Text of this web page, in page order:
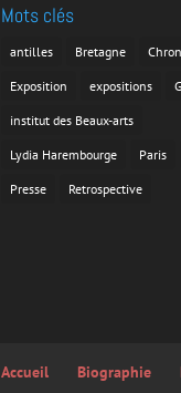
Mots clés
antilles Bretagne
Exposition expositions
institut des Beaux-arts
Lydia Harembourge Paris
Presse Retrospective
Accueil Biographie